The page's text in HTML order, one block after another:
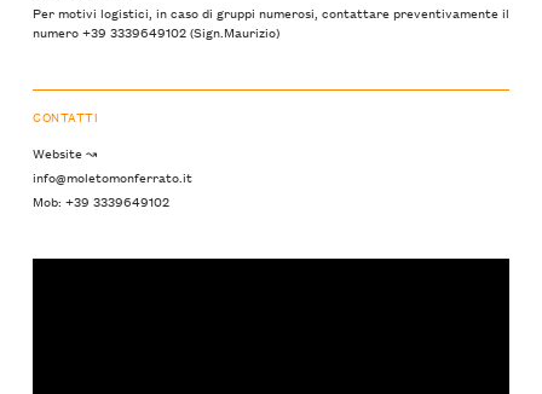
Per motivi logistici, in caso di gruppi numerosi, contattare preventivamente il
numero +39 3339649102 (Sign.Maurizio)
CONTATTI
Website ↝
info@moletomonferrato.it
Mob: +39 3339649102